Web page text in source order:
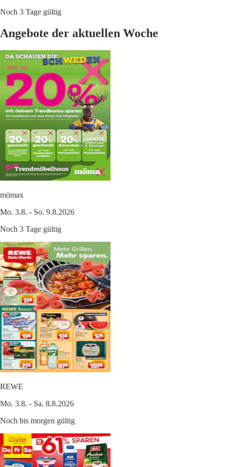
Noch 3 Tage gültig
Angebote der aktuellen Woche
mömax
Mo. 3.8. - So. 9.8.2026
Noch 3 Tage gültig
REWE
Mo. 3.8. - Sa. 8.8.2026
Noch bis morgen gültig